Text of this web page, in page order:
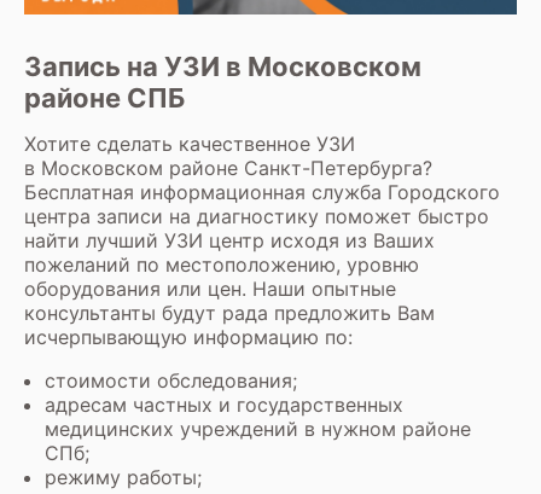
Запись на УЗИ в Московском
районе СПБ
Хотите сделать качественное УЗИ
в Московском районе Санкт-Петербурга?
Бесплатная информационная служба Городского
центра записи на диагностику поможет быстро
найти лучший УЗИ центр исходя из Ваших
пожеланий по местоположению, уровню
оборудования или цен. Наши опытные
консультанты будут рада предложить Вам
исчерпывающую информацию по:
стоимости обследования;
адресам частных и государственных
медицинских учреждений в нужном районе
СПб;
режиму работы;